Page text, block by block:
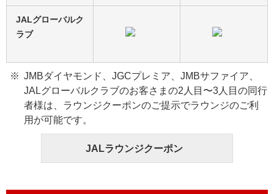
JALグローバルク
ラブ
JMBダイヤモンド、JGCプレミア、JMBサファイア、
JALグローバルクラブのお客さまの2人目〜3人目の同行
者様は、ラウンジクーポンのご提示でラウンジのご利
用が可能です。
JALラウンジクーポン